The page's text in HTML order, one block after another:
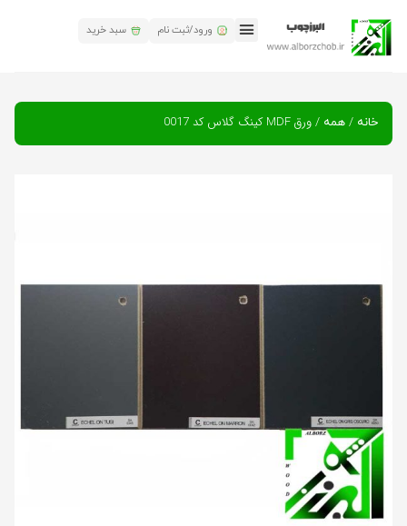
ورود/ثبت نام سبد خرید
خانه / همه / ورق MDF کینگ گلاس کد 0017